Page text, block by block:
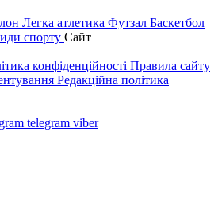
Легка атлетика Футзал Баскетбол
спорту Сайт
конфіденційності Правила сайту
Редакційна політика
telegram viber